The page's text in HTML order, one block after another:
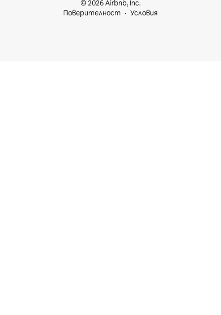
© 2026 Airbnb, Inc.
Поверителност
Условия